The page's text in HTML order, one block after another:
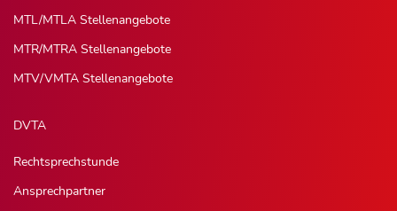
MTL/MTLA Stellenangebote
MTR/MTRA Stellenangebote
MTV/VMTA Stellenangebote
DVTA
Rechtsprechstunde
Ansprechpartner